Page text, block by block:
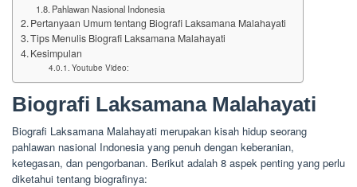
Pahlawan Nasional Indonesia
Pertanyaan Umum tentang Biografi Laksamana Malahayati
Tips Menulis Biografi Laksamana Malahayati
Kesimpulan
Youtube Video:
Biografi Laksamana Malahayati
Biografi Laksamana Malahayati merupakan kisah hidup seorang
pahlawan nasional Indonesia yang penuh dengan keberanian,
ketegasan, dan pengorbanan. Berikut adalah 8 aspek penting yang perlu
diketahui tentang biografinya: